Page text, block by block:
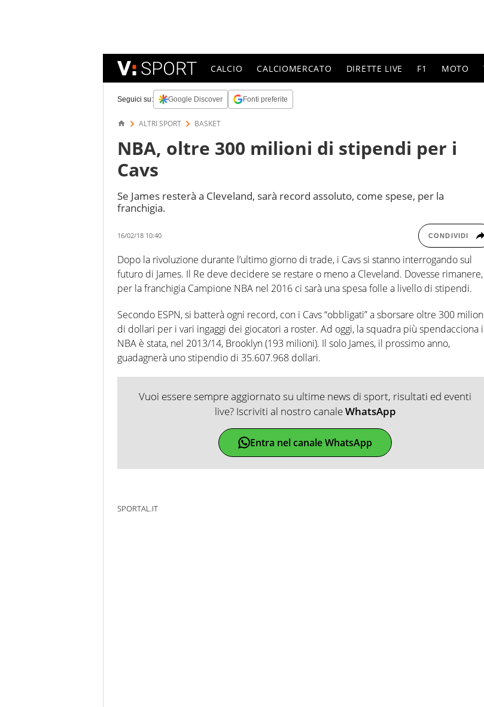
CALCIO CALCIOMERCATO DIRETTE LIVE F1 MOTO
Seguici su: Google Discover Fonti preferite
ALTRI SPORT BASKET
NBA, oltre 300 milioni di stipendi per i
Cavs
Se James resterà a Cleveland, sarà record assoluto, come spese, per la
franchigia.
16/02/18 10:40 CONDIVIDI
Dopo la rivoluzione durante l’ultimo giorno di trade, i Cavs si stanno interrogando sul
futuro di James. Il Re deve decidere se restare o meno a Cleveland. Dovesse rimanere,
per la franchigia Campione NBA nel 2016 ci sarà una spesa folle a livello di stipendi.
Secondo ESPN, si batterà ogni record, con i Cavs “obbligati” a sborsare oltre 300
di dollari per i vari ingaggi dei giocatori a roster. Ad oggi, la squadra più spendacciona
NBA è stata, nel 2013/14, Brooklyn (193 milioni). Il solo James, il prossimo anno,
guadagnerà uno stipendio di 35.607.968 dollari.
Vuoi essere sempre aggiornato su ultime news di sport, risultati ed eventi
live? Iscriviti al nostro canaleWhatsApp
Entra nel canale WhatsApp
SPORTAL.IT